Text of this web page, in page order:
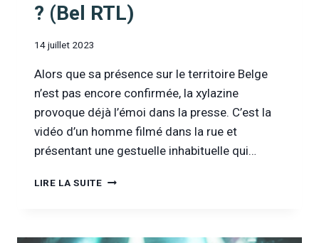
? (Bel RTL)
14 juillet 2023
Alors que sa présence sur le territoire Belge
n’est pas encore confirmée, la xylazine
provoque déjà l’émoi dans la presse. C’est la
vidéo d’un homme filmé dans la rue et
présentant une gestuelle inhabituelle qui…
LIRE LA SUITE[DANS
XYLAZINE